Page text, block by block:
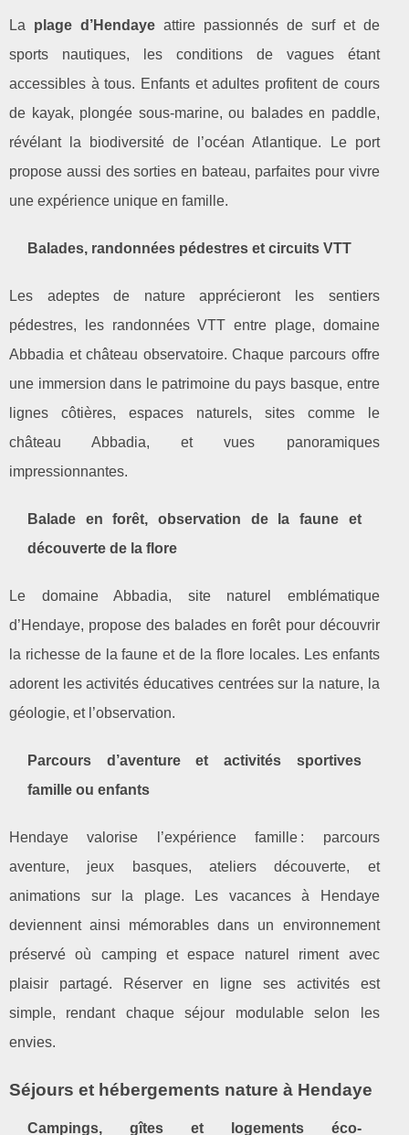
La plage d’Hendayeattire passionnés de surf et de
sports nautiques, les conditions de vagues étant
accessibles à tous. Enfants et adultes profitent de cours
de kayak, plongée sous-marine, ou balades en paddle,
révélant la biodiversité de l’océan Atlantique. Le port
propose aussi des sorties en bateau, parfaites pour vivre
une expérience unique en famille.
Balades, randonnées pédestres et circuits VTT
Les adeptes de nature apprécieront les sentiers
pédestres, les randonnées VTT entre plage, domaine
Abbadia et château observatoire. Chaque parcours offre
une immersion dans le patrimoine du pays basque, entre
lignes côtières, espaces naturels, sites comme le
château Abbadia, et vues panoramiques
impressionnantes.
Balade en forêt, observation de la faune et
découverte de la flore
Le domaine Abbadia, site naturel emblématique
d’Hendaye, propose des balades en forêt pour découvrir
la richesse de la faune et de la flore locales. Les enfants
adorent les activités éducatives centrées sur la nature, la
géologie, et l’observation.
Parcours d’aventure et activités sportives
famille ou enfants
Hendaye valorise l’expérience famille : parcours
aventure, jeux basques, ateliers découverte, et
animations sur la plage. Les vacances à Hendaye
deviennent ainsi mémorables dans un environnement
préservé où camping et espace naturel riment avec
plaisir partagé. Réserver en ligne ses activités est
simple, rendant chaque séjour modulable selon les
envies.
Séjours et hébergements nature à Hendaye
Campings, gîtes et logements éco-